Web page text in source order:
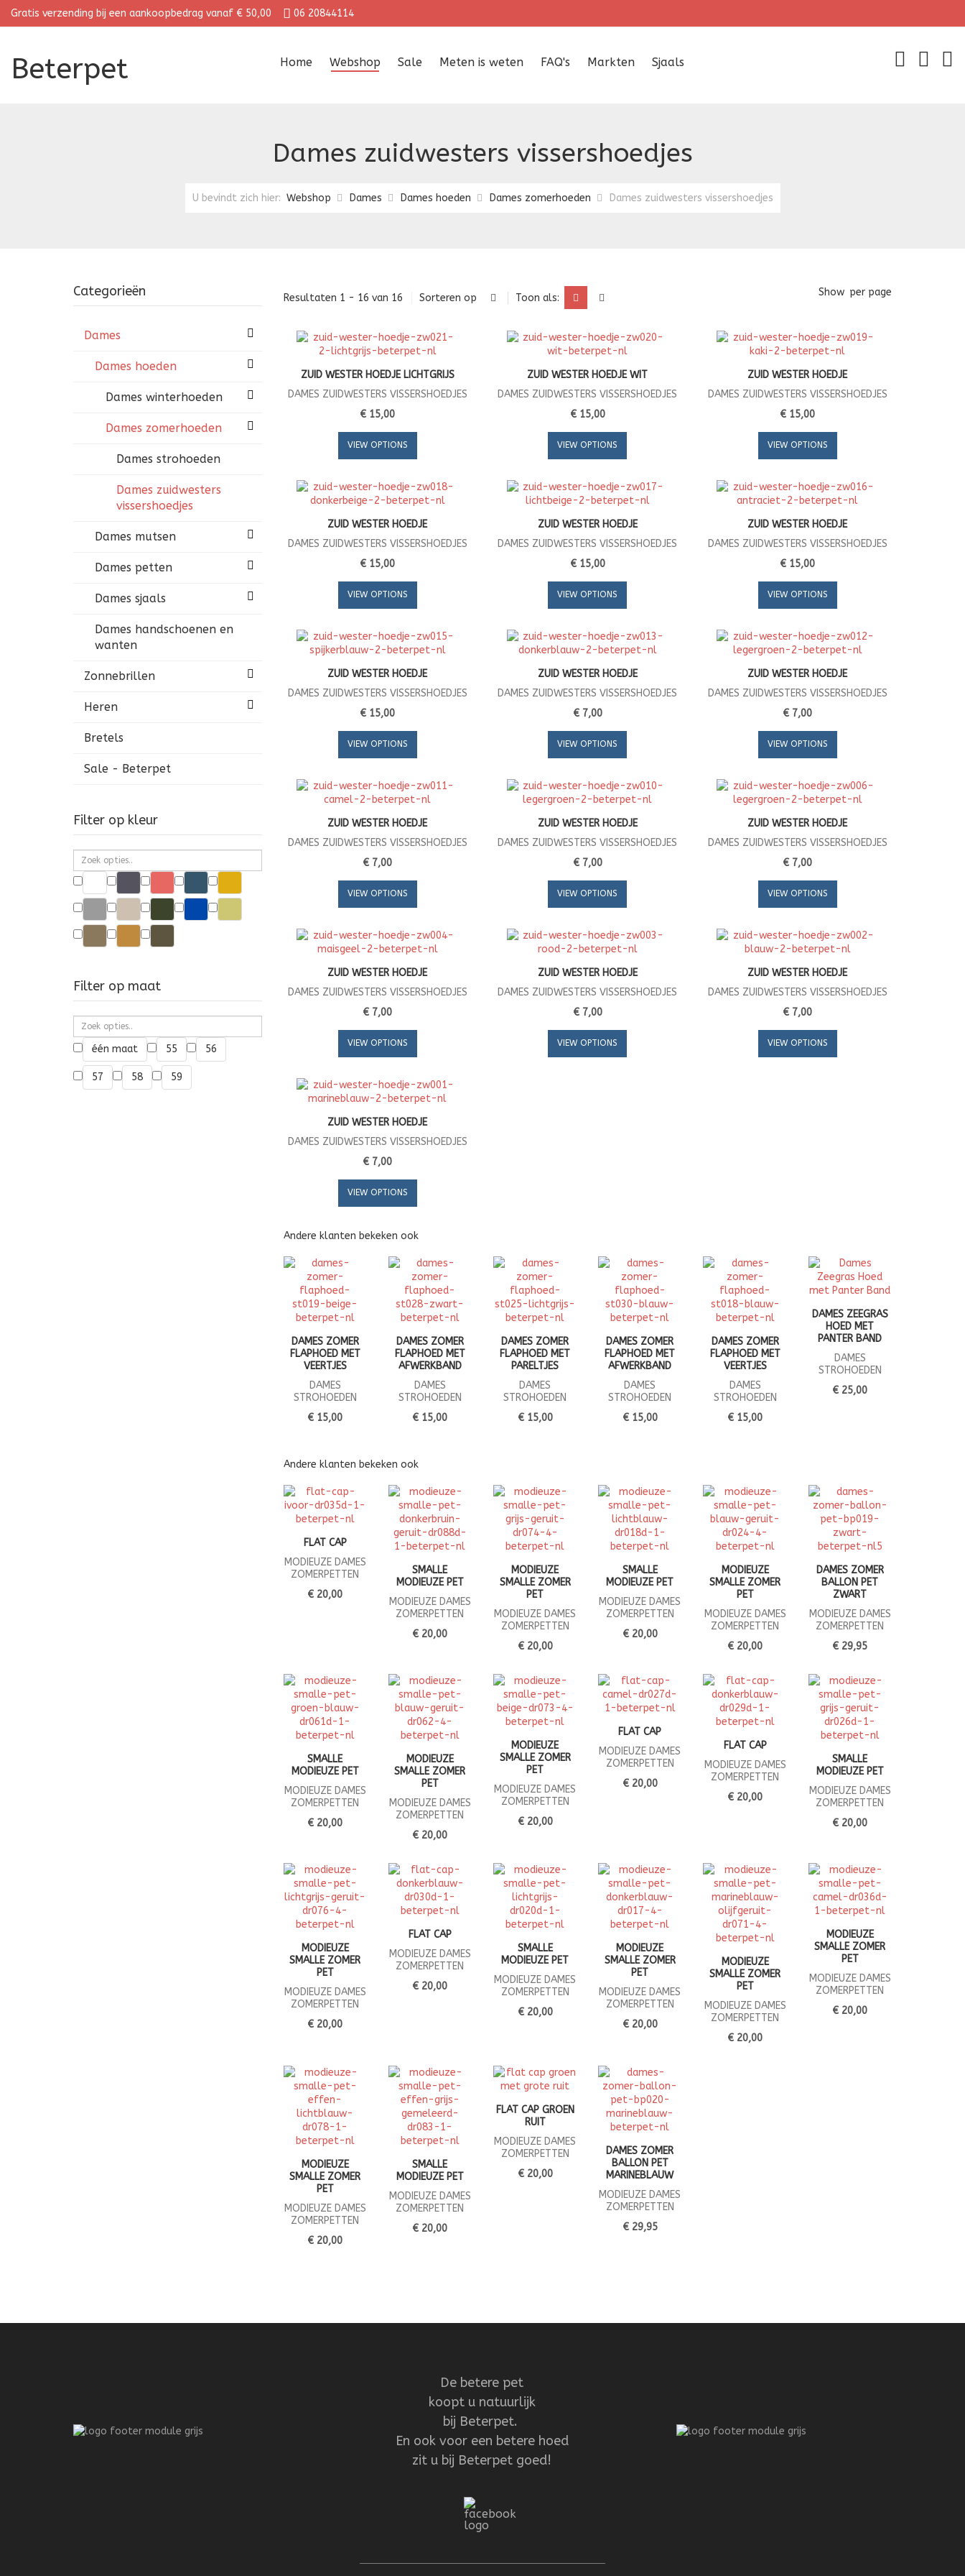
Gratis verzending bij een aankoopbedrag vanaf € 50,00 06 20844114
Beterpet Home Webshop Sale Meten is weten FAQ's Markten Sjaals
Dames zuidwesters vissershoedjes
U bevindt zich hier: Webshop Dames Dames hoeden Dames zomerhoeden Dames zuidwesters vissershoedjes
Resultaten 1 - 16 van 16 Sorteren op Toon als: Show per page
ZUID WESTER HOEDJE LICHTGRIJS
DAMES ZUIDWESTERS VISSERSHOEDJES
€ 15,00
VIEW OPTIONS
ZUID WESTER HOEDJE WIT
DAMES ZUIDWESTERS VISSERSHOEDJES
€ 15,00
VIEW OPTIONS
ZUID WESTER HOEDJE
DAMES ZUIDWESTERS VISSERSHOEDJES
€ 15,00
VIEW OPTIONS
ZUID WESTER HOEDJE
DAMES ZUIDWESTERS VISSERSHOEDJES
€ 15,00
VIEW OPTIONS
ZUID WESTER HOEDJE
DAMES ZUIDWESTERS VISSERSHOEDJES
€ 15,00
VIEW OPTIONS
ZUID WESTER HOEDJE
DAMES ZUIDWESTERS VISSERSHOEDJES
€ 15,00
VIEW OPTIONS
ZUID WESTER HOEDJE
DAMES ZUIDWESTERS VISSERSHOEDJES
€ 15,00
VIEW OPTIONS
ZUID WESTER HOEDJE
DAMES ZUIDWESTERS VISSERSHOEDJES
€ 7,00
VIEW OPTIONS
ZUID WESTER HOEDJE
DAMES ZUIDWESTERS VISSERSHOEDJES
€ 7,00
VIEW OPTIONS
ZUID WESTER HOEDJE
DAMES ZUIDWESTERS VISSERSHOEDJES
€ 7,00
VIEW OPTIONS
ZUID WESTER HOEDJE
DAMES ZUIDWESTERS VISSERSHOEDJES
€ 7,00
VIEW OPTIONS
ZUID WESTER HOEDJE
DAMES ZUIDWESTERS VISSERSHOEDJES
€ 7,00
VIEW OPTIONS
ZUID WESTER HOEDJE
DAMES ZUIDWESTERS VISSERSHOEDJES
€ 7,00
VIEW OPTIONS
ZUID WESTER HOEDJE
DAMES ZUIDWESTERS VISSERSHOEDJES
€ 7,00
VIEW OPTIONS
ZUID WESTER HOEDJE
DAMES ZUIDWESTERS VISSERSHOEDJES
€ 7,00
VIEW OPTIONS
ZUID WESTER HOEDJE
DAMES ZUIDWESTERS VISSERSHOEDJES
€ 7,00
VIEW OPTIONS
Andere klanten bekeken ook
DAMES ZOMER
FLAPHOED MET
VEERTJES
DAMES
STROHOEDEN
€ 15,00
DAMES ZOMER
FLAPHOED MET
AFWERKBAND
DAMES
STROHOEDEN
€ 15,00
DAMES ZOMER
FLAPHOED MET
PARELTJES
DAMES
STROHOEDEN
€ 15,00
DAMES ZOMER
FLAPHOED MET
AFWERKBAND
DAMES
STROHOEDEN
€ 15,00
DAMES ZOMER
FLAPHOED MET
VEERTJES
DAMES
STROHOEDEN
€ 15,00
DAMES ZEEGRAS
HOED MET
PANTER BAND
DAMES
STROHOEDEN
€ 25,00
Andere klanten bekeken ook
FLAT CAP
MODIEUZE DAMES
ZOMERPETTEN
€ 20,00
SMALLE
MODIEUZE PET
MODIEUZE DAMES
ZOMERPETTEN
€ 20,00
MODIEUZE
SMALLE ZOMER
PET
MODIEUZE DAMES
ZOMERPETTEN
€ 20,00
SMALLE
MODIEUZE PET
MODIEUZE DAMES
ZOMERPETTEN
€ 20,00
MODIEUZE
SMALLE ZOMER
PET
MODIEUZE DAMES
ZOMERPETTEN
€ 20,00
DAMES ZOMER
BALLON PET
ZWART
MODIEUZE DAMES
ZOMERPETTEN
€ 29,95
SMALLE
MODIEUZE PET
MODIEUZE DAMES
ZOMERPETTEN
€ 20,00
MODIEUZE
SMALLE ZOMER
PET
MODIEUZE DAMES
ZOMERPETTEN
€ 20,00
MODIEUZE
SMALLE ZOMER
PET
MODIEUZE DAMES
ZOMERPETTEN
€ 20,00
FLAT CAP
MODIEUZE DAMES
ZOMERPETTEN
€ 20,00
FLAT CAP
MODIEUZE DAMES
ZOMERPETTEN
€ 20,00
SMALLE
MODIEUZE PET
MODIEUZE DAMES
ZOMERPETTEN
€ 20,00
MODIEUZE
SMALLE ZOMER
PET
MODIEUZE DAMES
ZOMERPETTEN
€ 20,00
FLAT CAP
MODIEUZE DAMES
ZOMERPETTEN
€ 20,00
SMALLE
MODIEUZE PET
MODIEUZE DAMES
ZOMERPETTEN
€ 20,00
MODIEUZE
SMALLE ZOMER
PET
MODIEUZE DAMES
ZOMERPETTEN
€ 20,00
MODIEUZE
SMALLE ZOMER
PET
MODIEUZE DAMES
ZOMERPETTEN
€ 20,00
MODIEUZE
SMALLE ZOMER
PET
MODIEUZE DAMES
ZOMERPETTEN
€ 20,00
MODIEUZE
SMALLE ZOMER
PET
MODIEUZE DAMES
ZOMERPETTEN
€ 20,00
SMALLE
MODIEUZE PET
MODIEUZE DAMES
ZOMERPETTEN
€ 20,00
FLAT CAP GROEN
RUIT
MODIEUZE DAMES
ZOMERPETTEN
€ 20,00
DAMES ZOMER
BALLON PET
MARINEBLAUW
MODIEUZE DAMES
ZOMERPETTEN
€ 29,95
Categorieën
Dames
Dames hoeden
Dames winterhoeden
Dames zomerhoeden
Dames strohoeden
Dames zuidwesters
vissershoedjes
Dames mutsen
Dames petten
Dames sjaals
Dames handschoenen en
wanten
Zonnebrillen
Heren
Bretels
Sale - Beterpet
Filter op kleur
Wit Spijkerblauw
Rood Marineblauw
Lichtgrijs LichtbeigeLegergroenKobaltblauw
Donkerbeige
Camel
Filter op maat
één maat 55 56
57 58 59
De betere pet
koopt u natuurlijk
bij Beterpet.
En ook voor een betere hoed
zit u bij Beterpet goed!